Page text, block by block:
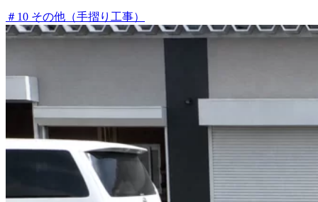
＃10 その他（手摺り工事）